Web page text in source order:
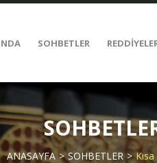
SOHBETLER
ANASAYFA SOHBETLER